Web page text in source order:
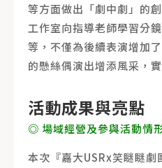
等方面做出「劇中劇」的
工作室向指導老師學習分
等，不僅為後續表演增加
的懸絲偶演出增添風采，
活動成果與亮點
◎ 場域經營及參與活動情
本次『嘉大USRx笑瞇瞇劇